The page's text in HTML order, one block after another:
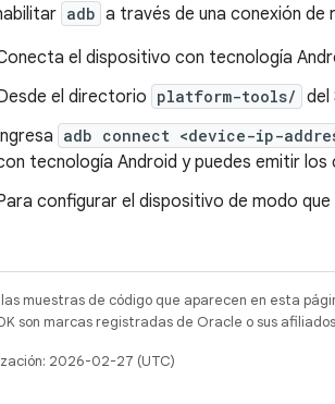
adb a través de una conexión de
el dispositivo con tecnología
el directorio platform-tools/ del
adb connect <device-ip-
tecnología Android y puedes emitir los
configurar el dispositivo de modo
muestras de código que aparecen en esta
son marcas registradas de Oracle o sus
2026-02-27 (UTC)